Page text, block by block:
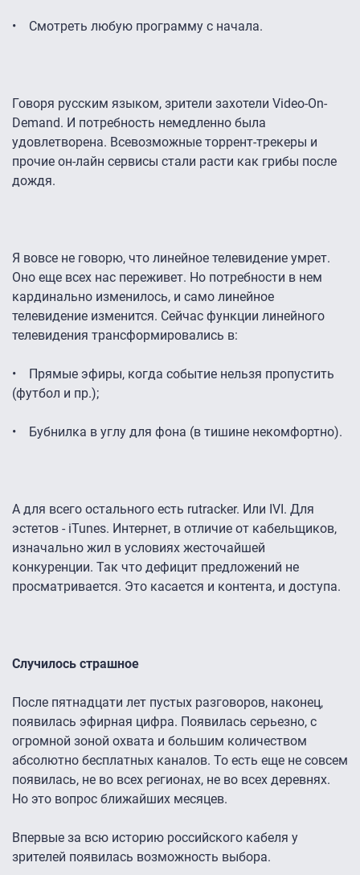
• Смотреть любую программу с начала.
Говоря русским языком, зрители захотели Video-On-
Demand. И потребность немедленно была
удовлетворена. Всевозможные торрент-трекеры и
прочие он-лайн сервисы стали расти как грибы после
дождя.
Я вовсе не говорю, что линейное телевидение умрет.
Оно еще всех нас переживет. Но потребности в нем
кардинально изменилось, и само линейное
телевидение изменится. Сейчас функции линейного
телевидения трансформировались в:
• Прямые эфиры, когда событие нельзя пропустить
(футбол и пр.);
• Бубнилка в углу для фона (в тишине некомфортно).
А для всего остального есть rutracker. Или IVI. Для
эстетов - iTunes. Интернет, в отличие от кабельщиков,
изначально жил в условиях жесточайшей
конкуренции. Так что дефицит предложений не
просматривается. Это касается и контента, и доступа.
Случилось страшное
После пятнадцати лет пустых разговоров, наконец,
появилась эфирная цифра. Появилась серьезно, с
огромной зоной охвата и большим количеством
абсолютно бесплатных каналов. То есть еще не совсем
появилась, не во всех регионах, не во всех деревнях.
Но это вопрос ближайших месяцев.
Впервые за всю историю российского кабеля у
зрителей появилась возможность выбора.